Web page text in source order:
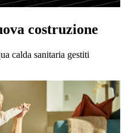
costruzione
calda sanitaria gestiti